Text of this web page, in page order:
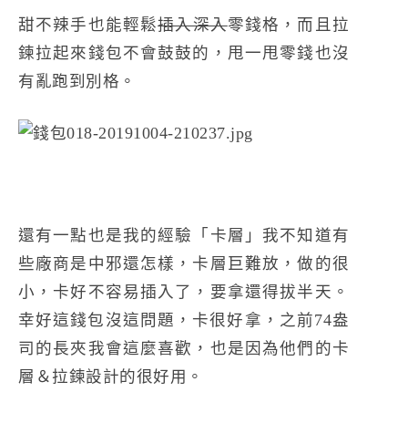
甜不辣手也能輕鬆插入深入零錢格，而且拉
鍊拉起來錢包不會鼓鼓的，甩一甩零錢也沒
有亂跑到別格。
還有一點也是我的經驗「卡層」我不知道有
些廠商是中邪還怎樣，卡層巨難放，做的很
小，卡好不容易插入了，要拿還得拔半天。
幸好這錢包沒這問題，卡很好拿，之前74盎
司的長夾我會這麼喜歡，也是因為他們的卡
層＆拉鍊設計的很好用。